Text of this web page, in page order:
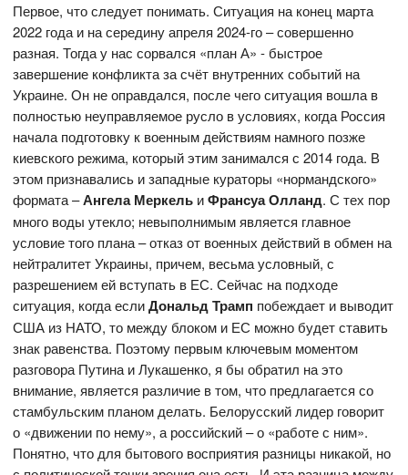
Первое, что следует понимать. Ситуация на конец марта
2022 года и на середину апреля 2024-го – совершенно
разная. Тогда у нас сорвался «план А» - быстрое
завершение конфликта за счёт внутренних событий на
Украине. Он не оправдался, после чего ситуация вошла в
полностью неуправляемое русло в условиях, когда Россия
начала подготовку к военным действиям намного позже
киевского режима, который этим занимался с 2014 года. В
этом признавались и западные кураторы «нормандского»
формата –Ангела Меркель иФрансуа Олланд. С тех пор
много воды утекло; невыполнимым является главное
условие того плана – отказ от военных действий в обмен на
нейтралитет Украины, причем, весьма условный, с
разрешением ей вступать в ЕС. Сейчас на подходе
ситуация, когда еслиДональд Трамп побеждает и выводит
США из НАТО, то между блоком и ЕС можно будет ставить
знак равенства. Поэтому первым ключевым моментом
разговора Путина и Лукашенко, я бы обратил на это
внимание, является различие в том, что предлагается со
стамбульским планом делать. Белорусский лидер говорит
о «движении по нему», а российский – о «работе с ним».
Понятно, что для бытового восприятия разницы никакой, но